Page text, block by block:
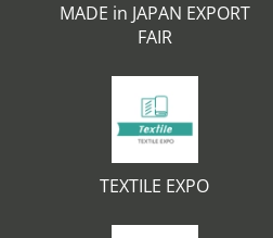
MADE in JAPAN EXPORT
FAIR
TEXTILE EXPO